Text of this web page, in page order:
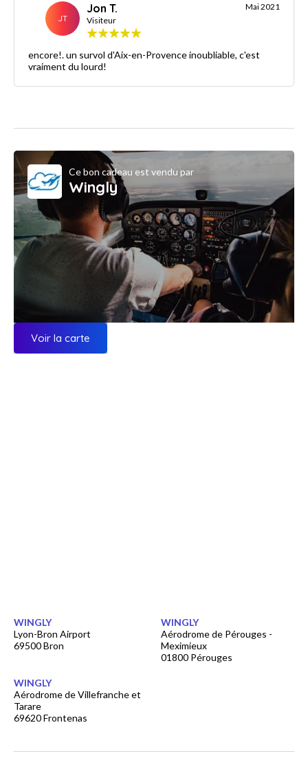
JT
Jon T.
Visiteur
Mai 2021
encore!. un survol d'Aix-en-Provence inoubliable, c'est
vraiment du lourd!
Ce bon cadeau est vendu par
Wingly
Voir la carte
WINGLY
Lyon-Bron Airport
69500 Bron
WINGLY
Aérodrome de Pérouges -
Meximieux
01800 Pérouges
WINGLY
Aérodrome de Villefranche et
Tarare
69620 Frontenas